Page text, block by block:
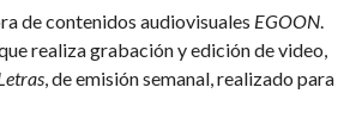
de contenidos audiovisuales EGOON.
realiza grabación y edición de video,
, de emisión semanal, realizado para